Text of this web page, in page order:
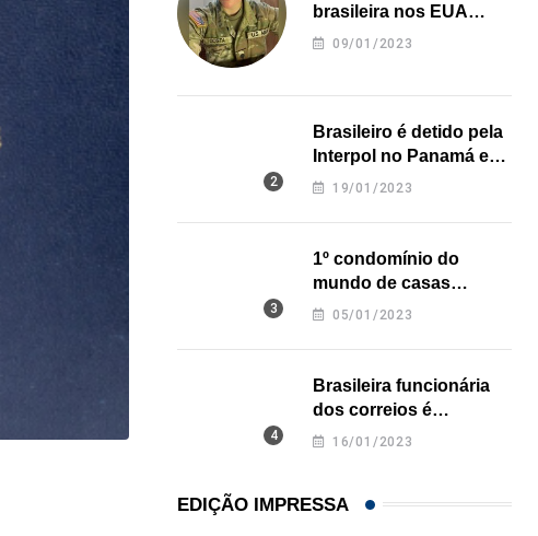
brasileira nos EUA
revela onde deixou o
09/01/2023
Brasileiro é detido pela
Interpol no Panamá e
pode pegar prisão
19/01/2023
1º condomínio do
mundo de casas
impressas em 3D é
05/01/2023
Brasileira funcionária
dos correios é
assassinada a facadas
16/01/2023
EDIÇÃO IMPRESSA